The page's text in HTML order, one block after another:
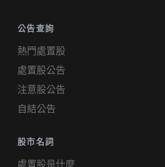
公告查詢
熱門處置股
處置股公告
注意股公告
自結公告
股市名詞
處置股是什麼